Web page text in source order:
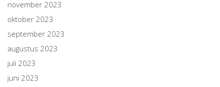
november 2023
oktober 2023
september 2023
augustus 2023
juli 2023
juni 2023